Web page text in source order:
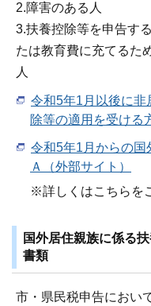
2.障害のある人
3.扶養控除等を申告す
たは教育費に充てるた
人
令和5年1月以後に非
除等の適用を受ける
令和5年1月からの国
Ａ（外部サイト）
※詳しくはこちらを
国外居住親族に係る
書類
市・県民税申告におい